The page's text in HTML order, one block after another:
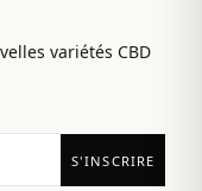
variétés CBD